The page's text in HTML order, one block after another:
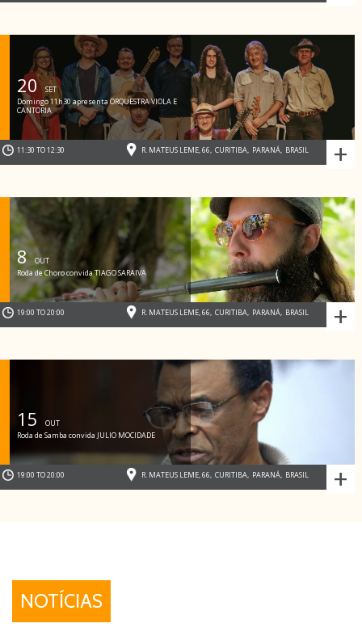
20
SET
Domingo 11h30 apresenta ORQUESTRA VIOLA E
CANTORIA
+
11:30 TO 12:30 R. MATEUS LEME, 66, CURITIBA, PARANÁ, BRASIL
8
OUT
Roda de Choro convida TIAGO SARAIVA
+
19:00 TO 20:00 R. MATEUS LEME, 66, CURITIBA, PARANÁ, BRASIL
15
OUT
Roda de Samba convida JULIO MOCIDADE
+
19:00 TO 20:00 R. MATEUS LEME, 66, CURITIBA, PARANÁ, BRASIL
NOTÍCIAS